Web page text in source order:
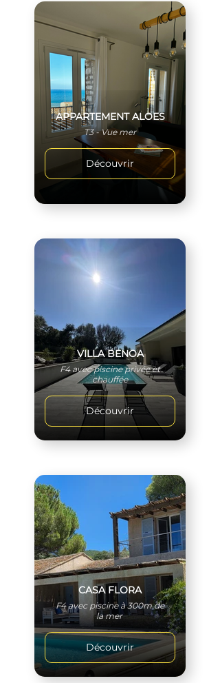
APPARTEMENT ALOES
T3 - Vue mer
Découvrir
VILLA BENOA
F4 avec piscine privée et
chauffée
Découvrir
CASA FLORA
F4 avec piscine à 300m de
la mer
Découvrir